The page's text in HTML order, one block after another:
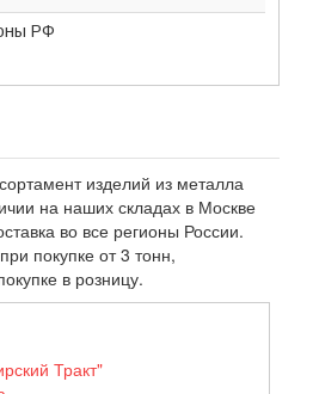
РФ
изделий из металла
на наших складах в Москве
во все регионы России.
покупке от 3 тонн,
в розницу.
Тракт"